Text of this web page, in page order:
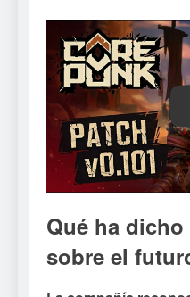
Qué ha
sobre el